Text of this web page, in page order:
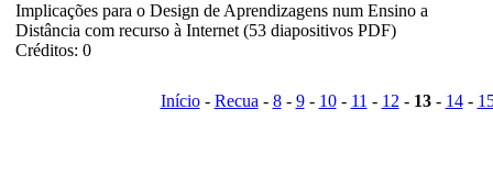
Implicações para o Design de Aprendizagens num Ensino a
Distância com recurso à Internet (53 diapositivos PDF)
Créditos: 0
Início- Recua- 8- 9- 10- 11 - 12- 13- 14-